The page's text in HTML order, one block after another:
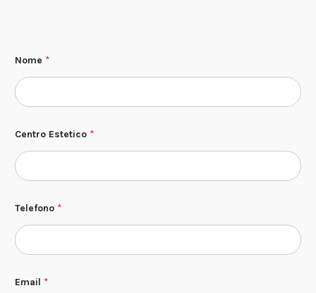
Nome *
Centro Estetico *
s
e
t
o
Telefono *
Email *